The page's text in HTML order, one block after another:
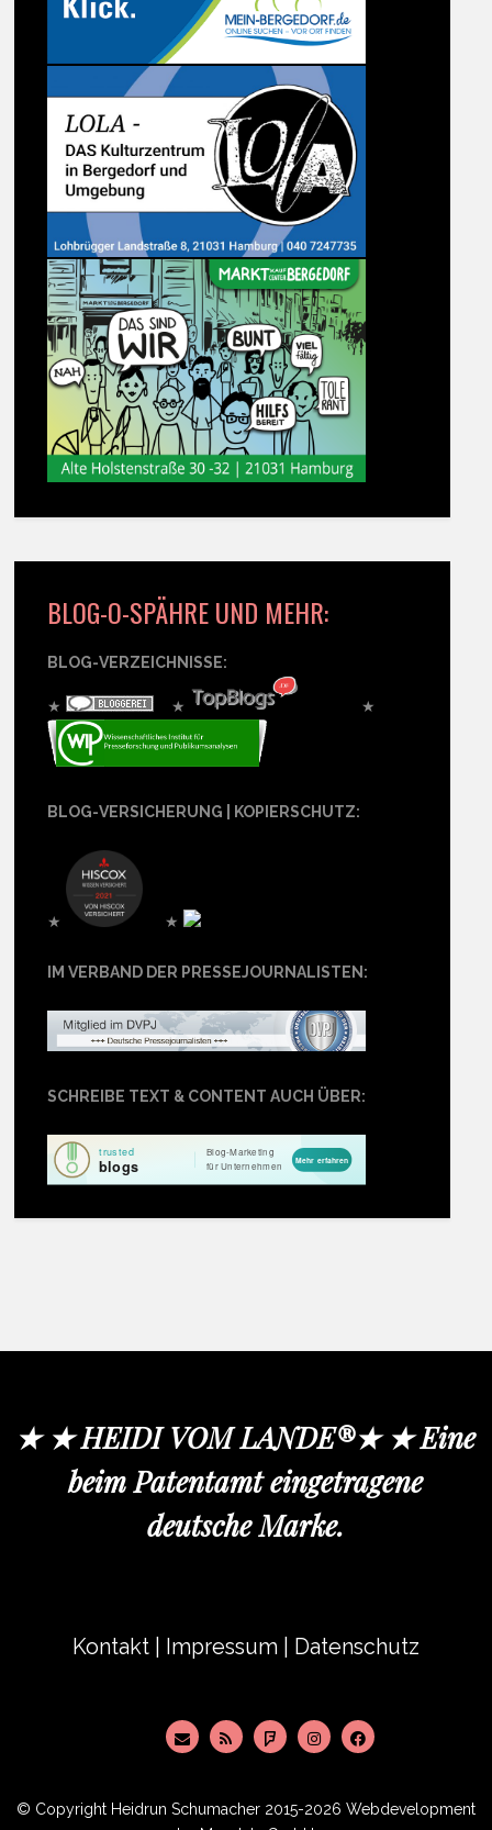
BLOG-O-SPÄHRE UND MEHR:
BLOG-VERZEICHNISSE:
★ ★ ★
BLOG-VERSICHERUNG | KOPIERSCHUTZ:
★ ★
IM VERBAND DER PRESSEJOURNALISTEN:
SCHREIBE TEXT & CONTENT AUCH ÜBER:
★ ★ HEIDI VOM LANDE®★ ★ Eine
beim Patentamt eingetragene
deutsche Marke.
Kontakt Impressum Datenschutz
© Copyright Heidrun Schumacher 2015-2026 Webdevelopment